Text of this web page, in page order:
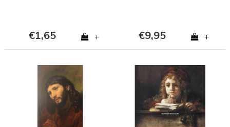
€1,65 + €9,95 +